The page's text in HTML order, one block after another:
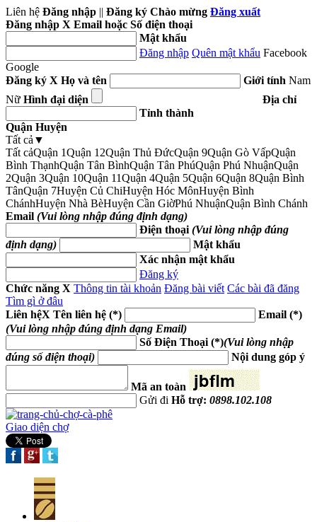
Liên hệ Đăng nhập || Đăng ký Chào mừng Đăng xuất
Đăng nhập X Email hoặc Số điện thoại
Mật khẩu
Đăng nhập Quên mật khẩu Facebook
Google
Đăng ký X Họ và tên Giới tính Nam
Nữ Hình đại diện
Địa chỉ
Tỉnh thành
Quận Huyện
Tất cả ▼
Tất cảQuận 1Quận 12Quận Thủ ĐứcQuận 9Quận Gò VấpQuận
Bình ThạnhQuận Tân BìnhQuận Tân PhúQuận Phú NhuậnQuận
2Quận 3Quận 10Quận 11Quận 4Quận 5Quận 6Quận 8Quận Bình
TânQuận 7Huyện Củ ChiHuyện Hóc MônHuyện Bình
ChánhHuyện Nhà BèHuyện Cần GiờPhú NhuậnQuận Bình Chánh
Email (Vui lòng nhập đúng định dạng)
Điện thoại (Vui lòng nhập đúng
định dạng)
Mật khẩu
Xác nhận mật khẩu
Đăng ký
Chức năng X Thông tin tài khoản Đăng bài viết Các bài đã đăng
Tìm gì ở đâu
Liên hệX Tên liên hệ (*)
Email (*)
(Vui lòng nhập đúng định dạng Email)
Số Điện Thoại (*)(Vui lòng nhập
đúng số điện thoại)
Nội dung góp ý
Mã an toàn
Gửi đi Hỗ trợ: 0898.102.108
Giao diện chợ